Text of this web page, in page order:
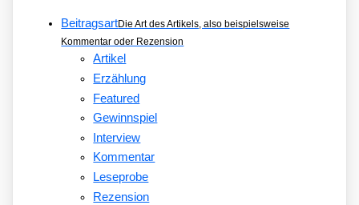
BeitragsartDie Art des Artikels, also beispielsweise
Kommentar oder Rezension
Artikel
Erzählung
Featured
Gewinnspiel
Interview
Kommentar
Leseprobe
Rezension